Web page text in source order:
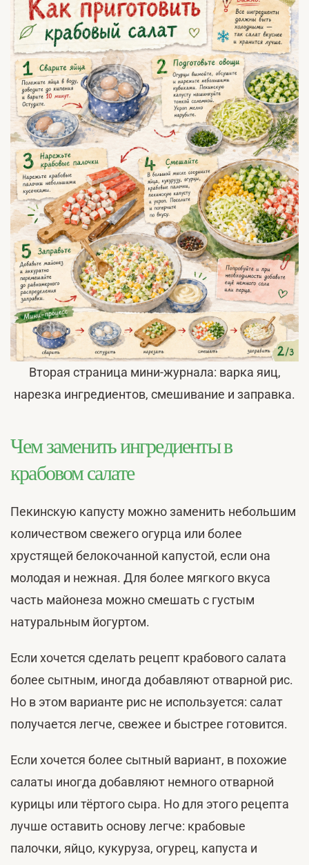
Вторая страница мини-журнала: варка яиц,
нарезка ингредиентов, смешивание и заправка.
Чем заменить ингредиенты в
крабовом салате
Пекинскую капусту можно заменить небольшим
количеством свежего огурца или более
хрустящей белокочанной капустой, если она
молодая и нежная. Для более мягкого вкуса
часть майонеза можно смешать с густым
натуральным йогуртом.
Если хочется сделать рецепт крабового салата
более сытным, иногда добавляют отварной рис.
Но в этом варианте рис не используется: салат
получается легче, свежее и быстрее готовится.
Если хочется более сытный вариант, в похожие
салаты иногда добавляют немного отварной
курицы или тёртого сыра. Но для этого рецепта
лучше оставить основу легче: крабовые
палочки, яйцо, кукуруза, огурец, капуста и